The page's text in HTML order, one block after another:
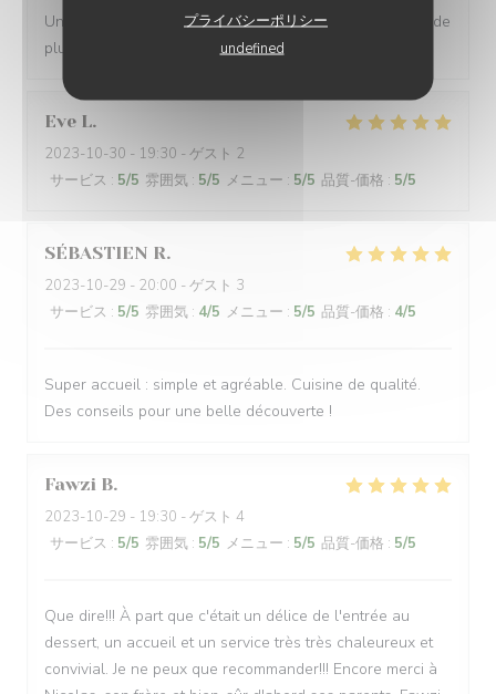
プライバシーポリシー
undefined
Un très bon accueil, un excellent repas, que demander de
plus. Je recommande.
Eve L
2023-10-30 - 19:30 - ゲスト 2
サービス : 5/5 雰囲気 : 5/5 メニュー : 5/5 品質-価格 : 5/5
SÉBASTIEN R
2023-10-29 - 20:00 - ゲスト 3
サービス : 5/5 雰囲気 : 4/5 メニュー : 5/5 品質-価格 : 4/5
Super accueil : simple et agréable. Cuisine de qualité.
Des conseils pour une belle découverte !
Fawzi B
2023-10-29 - 19:30 - ゲスト 4
サービス : 5/5 雰囲気 : 5/5 メニュー : 5/5 品質-価格 : 5/5
Que dire!!! À part que c'était un délice de l'entrée au
dessert, un accueil et un service très très chaleureux et
convivial. Je ne peux que recommander!!! Encore merci à